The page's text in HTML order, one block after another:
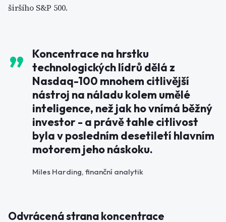
širšího S&P 500.
Koncentrace na hrstku
technologických lídrů dělá z
Nasdaq-100 mnohem citlivější
nástroj na náladu kolem umělé
inteligence, než jak ho vnímá běžný
investor - a právě tahle citlivost
byla v posledním desetiletí hlavním
motorem jeho náskoku.
Miles Harding, finanční analytik
Odvrácená strana koncentrace